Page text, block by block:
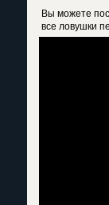
Вы можете
все ловушки